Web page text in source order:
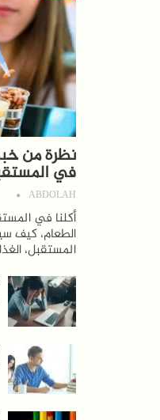
نظرة من
في
ABDOLAH
أكلنا في
الطعام، كيف
المستقبل،